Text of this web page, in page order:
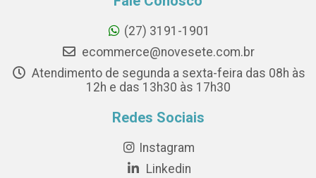
(27) 3191-1901
ecommerce@novesete.com.br
Atendimento de segunda a sexta-feira das 08h às
12h e das 13h30 às 17h30
Redes Sociais
Instagram
Linkedin